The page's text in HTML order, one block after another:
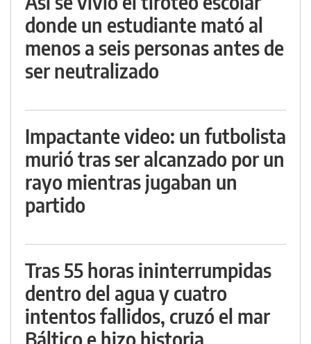
donde un estudiante mató al
menos a seis personas antes de
ser neutralizado
Impactante video: un futbolista
murió tras ser alcanzado por un
rayo mientras jugaban un
partido
Tras 55 horas ininterrumpidas
dentro del agua y cuatro
intentos fallidos, cruzó el mar
Báltico e hizo historia